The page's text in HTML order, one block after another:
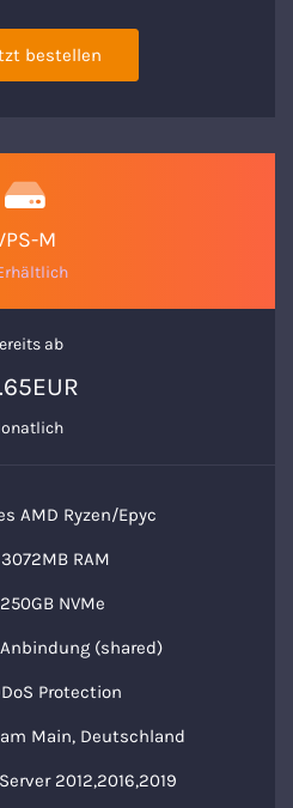
bestellen
M
ab
AMD Ryzen/Epyc
RAM
NVMe
(shared)
Protection
Main, Deutschland
2012,2016,2019